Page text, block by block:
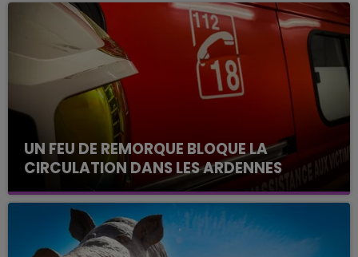
UN FEU DE REMORQUE BLOQUE LA
CIRCULATION DANS LES ARDENNES
Un feu de remorque s'est déclaré ce mercredi en
fin de matinée sur l'A34.